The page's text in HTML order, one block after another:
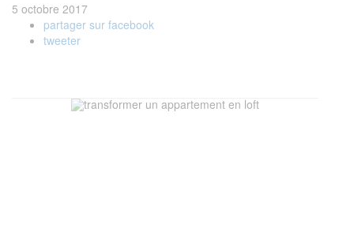
5 octobre 2017
partager sur facebook
tweeter